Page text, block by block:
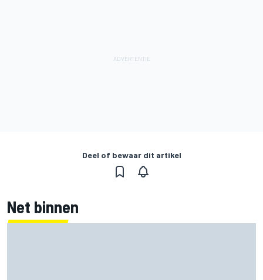
Deel of bewaar dit artikel
Net binnen